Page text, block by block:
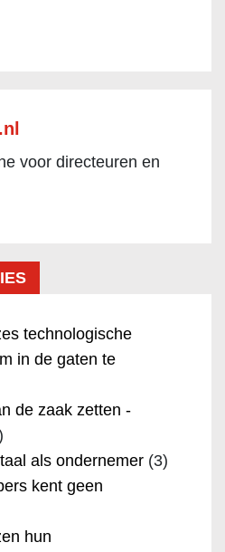
voor directeuren en
technologische
in de gaten te
de zaak zetten -
als ondernemer (3)
kent geen
hun